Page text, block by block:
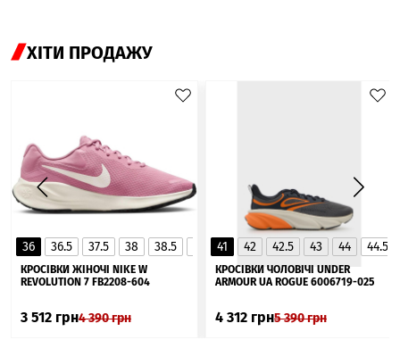
ХІТИ ПРОДАЖУ
36 36.5 37.5 38 38.5 40 40.5
41
▲
КРОСІВКИ ЖІНОЧІ NIKE W
REVOLUTION 7 FB2208-604
3 512 грн4 390грн
41 42 42.5 43 44 44.5
КРОСІВКИ ЧОЛОВІЧІ UNDER
ARMOUR UA ROGUE 6006719-025
4 312 грн5 390грн